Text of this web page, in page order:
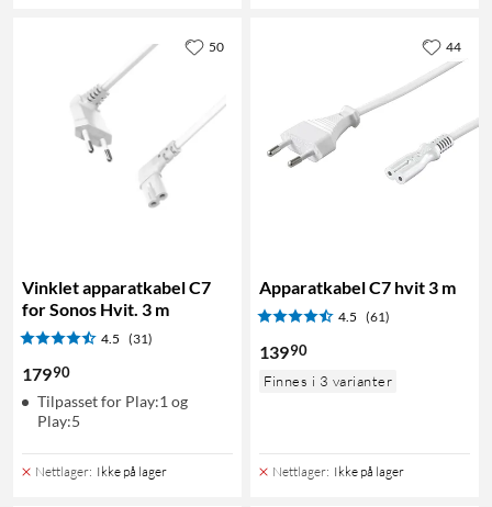
Vinklet apparatkabel C7
for Sonos Hvit. 3 m
4.5 (31)
17990
Tilpasset for Play:1 og
Play:5
Nettlager: Ikke på lager
50
Apparatkabel C7 hvit 3 m
4.5 (61)
13990
Finnes i 3 varianter
Nettlager: Ikke på lager
44